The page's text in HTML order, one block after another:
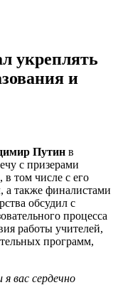
укреплять
и
Путин в
с призерами
в том числе с его
, а также финалистами
обсудил с
процесса
работы учителей,
программ,
вас сердечно